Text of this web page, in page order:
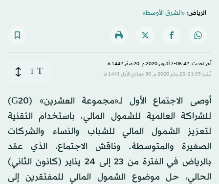
الرياض:«الشرق الأوسط»
آخر تحديث: 06:42-7 أكتوبر 2020 م ـ 20 صفَر 1442 هـ
نُشر: 21:53-25 يناير 2020 م ـ 30 جمادي الأول 1441 هـ
T
T
أوصى الاجتماع الأول لـ«مجموعة العشرين» (G20)
للشراكة العالمية للشمول المالي، باستخدام التقنية
لتعزيز الشمول المالي للشباب والنساء والشركات
الصغيرة والمتوسطة. وناقش الاجتماع، الذي عقد
بالرياض في الفترة من 23 إلى 24 يناير (كانون الثاني)
الحالي، حل موضوع الشمول المالي للمفتقرين إلى